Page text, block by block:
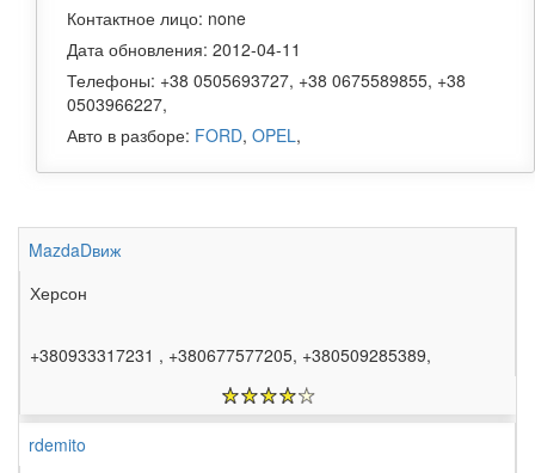
Контактное лицо: none
Дата обновления: 2012-04-11
Телефоны: +38 0505693727, +38 0675589855, +38
0503966227,
Авто в разборе: FORD, OPEL,
MazdaDвиж
Херсон
+380933317231 , +380677577205, +380509285389,
rdemito